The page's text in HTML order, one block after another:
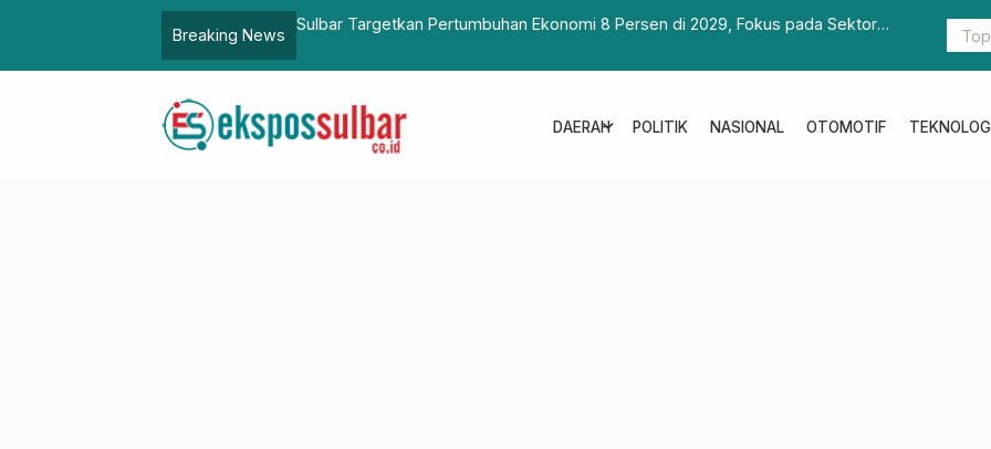
Breaking News
Sulbar Targetkan Pertumbuhan Ekonomi 8 Persen di 2029, Fokus pada Sektor
Buka GSI Tingkat Kabupaten, Ini Harapan
DAERAH
expand_more POLITIK NASIONAL OTOMOTIF